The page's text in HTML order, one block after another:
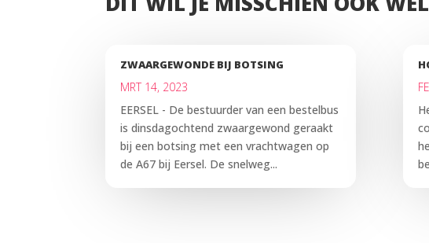
ZWAARGEWONDE BIJ BOTSING
MRT 14, 2023
EERSEL - De bestuurder van een bestelbus
is dinsdagochtend zwaargewond geraakt
bij een botsing met een vrachtwagen op
de A67 bij Eersel. De snelweg...